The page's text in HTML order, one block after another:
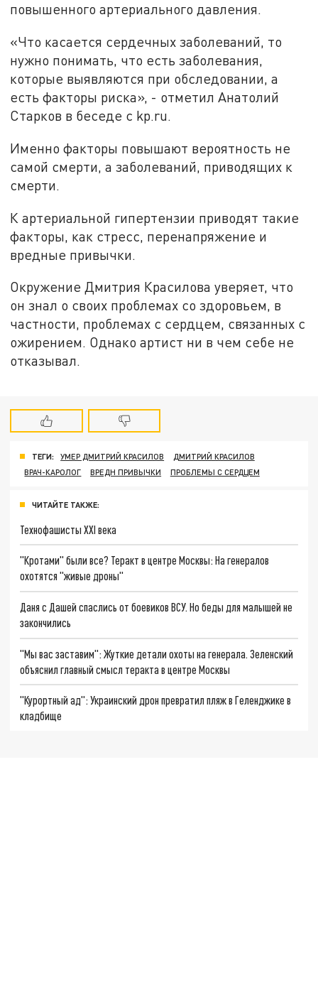
повышенного артериального давления.
«Что касается сердечных заболеваний, то
нужно понимать, что есть заболевания,
которые выявляются при обследовании, а
есть факторы риска», - отметил Анатолий
Старков в беседе с kp.ru.
Именно факторы повышают вероятность не
самой смерти, а заболеваний, приводящих к
смерти.
К артериальной гипертензии приводят такие
факторы, как стресс, перенапряжение и
вредные привычки.
Окружение Дмитрия Красилова уверяет, что
он знал о своих проблемах со здоровьем, в
частности, проблемах с сердцем, связанных с
ожирением. Однако артист ни в чем себе не
отказывал.
ТЕГИ: УМЕР ДМИТРИЙ КРАСИЛОВ
ДМИТРИЙ КРАСИЛОВ
ВРАЧ-КАРОЛОГ
ВРЕДН ПРИВЫЧКИ ПРОБЛЕМЫ С СЕРДЦЕМ
ЧИТАЙТЕ ТАКЖЕ:
Технофашисты XXI века
"Кротами" были все? Теракт в центре Москвы: На генералов
охотятся "живые дроны"
Даня с Дашей спаслись от боевиков ВСУ. Но беды для малышей не
закончились
"Мы вас заставим": Жуткие детали охоты на генерала. Зеленский
объяснил главный смысл теракта в центре Москвы
"Курортный ад": Украинский дрон превратил пляж в Геленджике в
кладбище